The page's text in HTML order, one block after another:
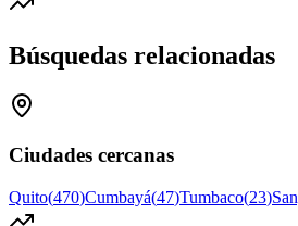
Búsquedas relacionadas
Ciudades cercanas
Quito(470)Cumbayá(47)Tumbaco(23)